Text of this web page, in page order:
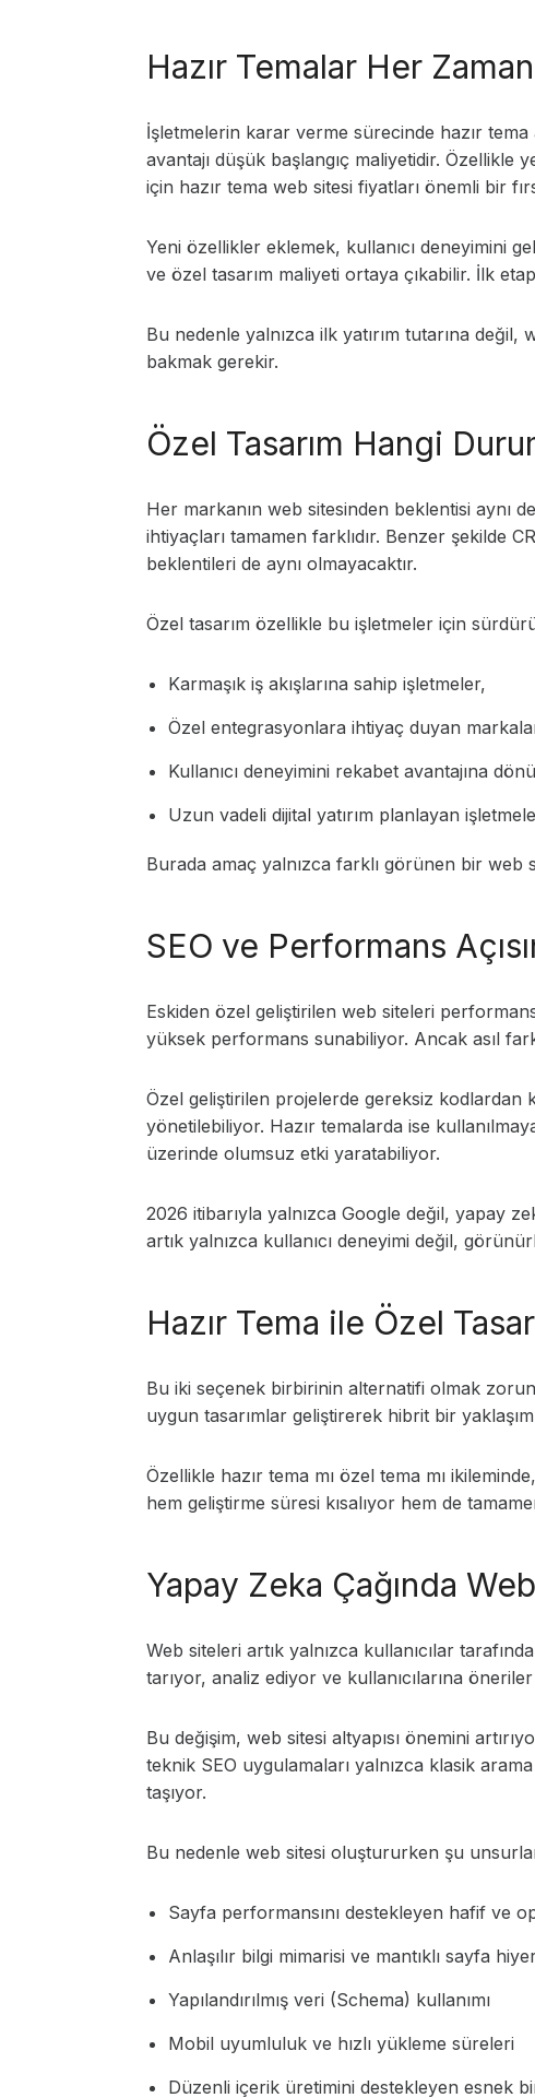
Hazır Temalar Her
İşletmelerin karar verme sürecinde hazır tema
avantajı düşük başlangıç maliyetidir.
için hazır tema web sitesi fiyatları önemli bir
Yeni özellikler eklemek, kullanıcı deneyimini
ve özel tasarım maliyeti ortaya çıkabilir. İlk
Bu nedenle yalnızca ilk yatırım tutarına
bakmak gerekir.
Özel Tasarım Hangi
Her markanın web sitesinden beklentisi aynı
ihtiyaçları tamamen farklıdır. Benzer şekilde
beklentileri de aynı olmayacaktır.
Özel tasarım özellikle bu işletmeler için
Karmaşık iş akışlarına sahip işletmeler,
Özel entegrasyonlara ihtiyaç duyan
Kullanıcı deneyimini rekabet avantajına
Uzun vadeli dijital yatırım planlayan
Burada amaç yalnızca farklı görünen bir web
SEO ve Performans
Eskiden özel geliştirilen web siteleri
yüksek performans sunabiliyor. Ancak asıl
Özel geliştirilen projelerde gereksiz kodlardan
yönetilebiliyor. Hazır temalarda ise
üzerinde olumsuz etki yaratabiliyor.
2026 itibarıyla yalnızca Google değil, yapay
artık yalnızca kullanıcı deneyimi değil,
Hazır Tema ile Özel
Bu iki seçenek birbirinin alternatifi olmak
uygun tasarımlar geliştirerek hibrit bir
Özellikle hazır tema mı özel tema mı
hem geliştirme süresi kısalıyor hem de
Yapay Zeka Çağında
Web siteleri artık yalnızca kullanıcılar
tarıyor, analiz ediyor ve kullanıcılarına
Bu değişim, web sitesi altyapısı önemini
teknik SEO uygulamaları yalnızca klasik
taşıyor.
Bu nedenle web sitesi oluştururken şu
Sayfa performansını destekleyen hafif ve
Anlaşılır bilgi mimarisi ve mantıklı sayfa
Yapılandırılmış veri (Schema) kullanımı
Mobil uyumluluk ve hızlı yükleme süreleri
Düzenli içerik üretimini destekleyen esnek